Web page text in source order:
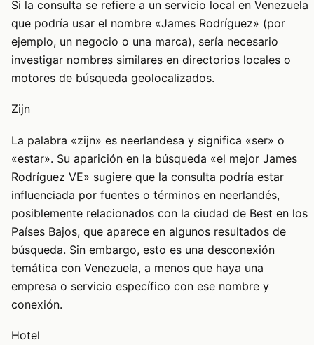
Si la consulta se refiere a un servicio local en Venezuela
que podría usar el nombre «James Rodríguez» (por
ejemplo, un negocio o una marca), sería necesario
investigar nombres similares en directorios locales o
motores de búsqueda geolocalizados.
Zijn
La palabra «zijn» es neerlandesa y significa «ser» o
«estar». Su aparición en la búsqueda «el mejor James
Rodríguez VE» sugiere que la consulta podría estar
influenciada por fuentes o términos en neerlandés,
posiblemente relacionados con la ciudad de Best en los
Países Bajos, que aparece en algunos resultados de
búsqueda. Sin embargo, esto es una desconexión
temática con Venezuela, a menos que haya una
empresa o servicio específico con ese nombre y
conexión.
Hotel